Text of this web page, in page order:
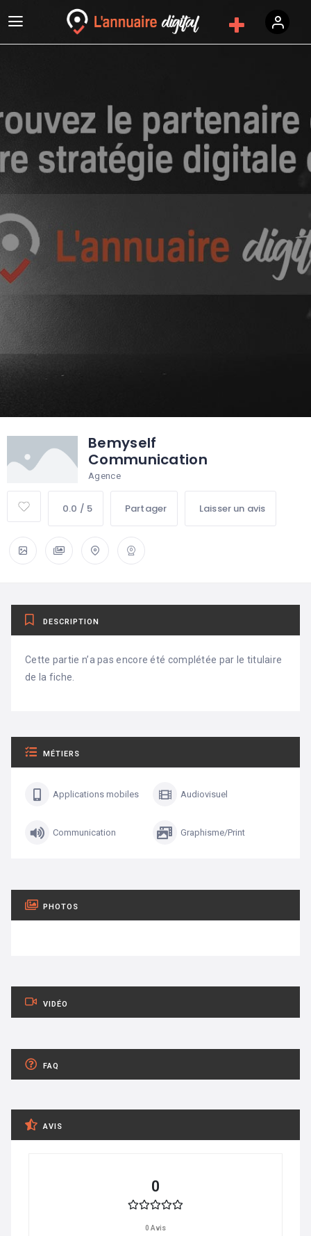
Bemyself
Communication
Agence
0.0 / 5 Partager Laisser un avis
DESCRIPTION
Cette partie n’a pas encore été complétée par le titulaire
de la fiche.
MÉTIERS
Applications mobiles Audiovisuel
Communication Graphisme/Print
PHOTOS
VIDÉO
FAQ
AVIS
0
0 Avis